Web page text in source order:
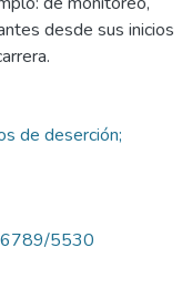
desde sus inicios
de deserción;
5530